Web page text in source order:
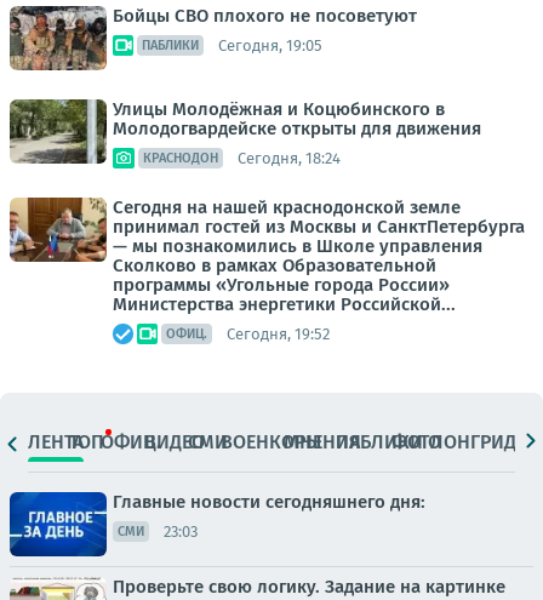
Бойцы СВО плохого не посоветуют
ПАБЛИКИ Сегодня, 19:05
Улицы Молодёжная и Коцюбинского в
Молодогвардейске открыты для движения
КРАСНОДОН Сегодня, 18:24
Сегодня на нашей краснодонской земле
принимал гостей из Москвы и СанктПетербурга
— мы познакомились в Школе управления
Сколково в рамках Образовательной
программы «Угольные города России»
Министерства энергетики Российской...
ОФИЦ. Сегодня, 19:52
ЛЕНТАТОПОФИЦ.ВИДЕОСМИВОЕНКОРЫМНЕНИЯПАБЛИКИ
ФОТОЛОНГРИДЫ
Главные новости сегодняшнего дня:
СМИ 23:03
Проверьте свою логику. Задание на картинке